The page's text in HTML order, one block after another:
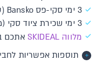
3 ימי סקי-פס Bansko (סה"כ 70 ק"מ מסלולים)
3 ימי שכירת ציוד סקי (מגלשיים, נעליים ומקלות)
מלווה SKIDEAL
אתכם
תוספות אפשריות